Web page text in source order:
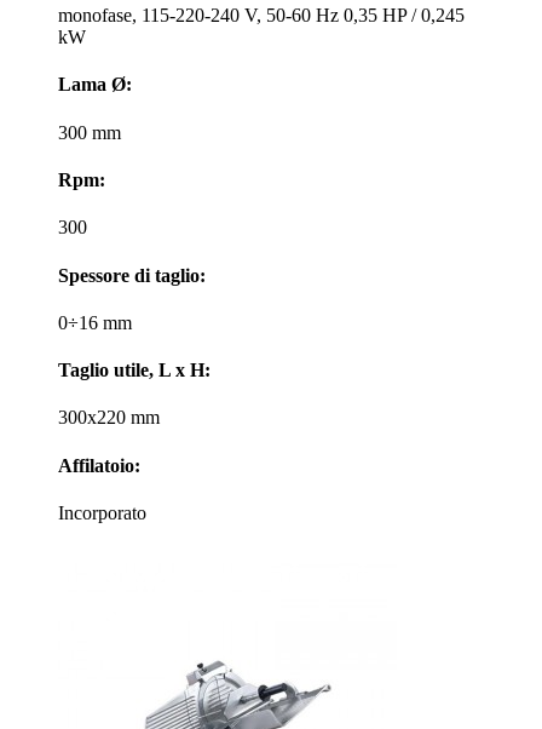
monofase, 115-220-240 V, 50-60 Hz 0,35 HP / 0,245
kW
Lama Ø:
300 mm
Rpm:
300
Spessore di taglio:
0÷16 mm
Taglio utile, L x H:
300x220 mm
Affilatoio:
Incorporato